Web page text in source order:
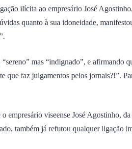
ilícita ao empresário José
quanto à sua idoneidade,
mas “indignado”, e afirmando
que faz julgamentos pelos jornais?!”.
empresário viseense José Agostinho,
também já refutou qualquer ligação